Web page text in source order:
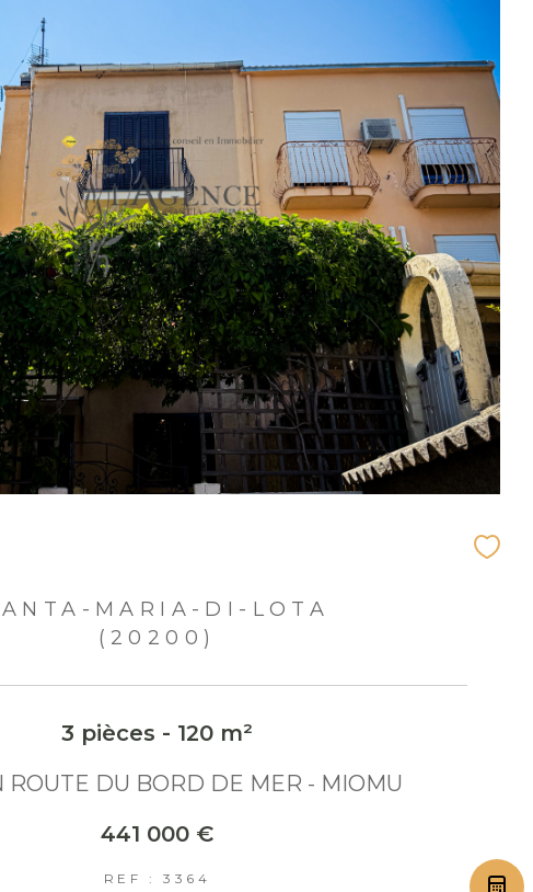
MARIA-DI-LOTA
(20200)
3 pièces - 120 m²
ROUTE DU BORD DE MER - MIOMU
441 000 €
REF : 3364